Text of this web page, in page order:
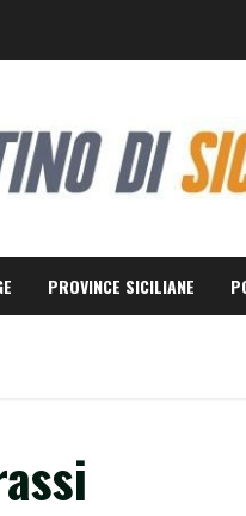
PROVINCE SICILIANE